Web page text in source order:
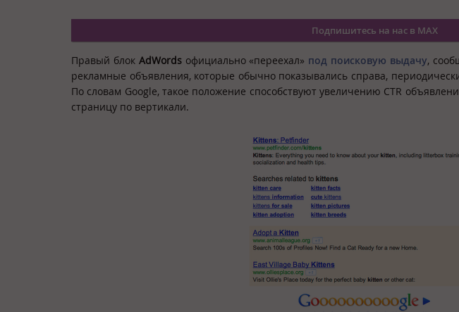
Подпишитесь на нас в MAX
Правый блокAdWordsофициально «переехал» под поисковую выдачу,
рекламные объявления, которые обычно показывались справа,
По словам Google, такое положение способствуют увеличению CTR
страницу по вертикали.